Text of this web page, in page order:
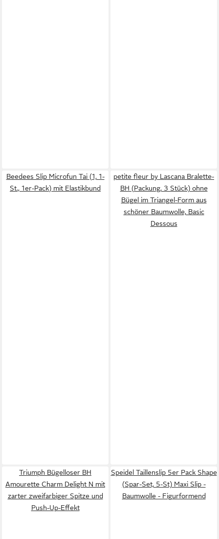
Beedees Slip Microfun Tai (1, 1-
St., 1er-Pack) mit Elastikbund
petite fleur by Lascana Bralette-
BH (Packung, 3 Stück) ohne
Bügel im Triangel-Form aus
schöner Baumwolle, Basic
Dessous
Triumph Bügelloser BH
Amourette Charm Delight N mit
zarter zweifarbiger Spitze und
Push-Up-Effekt
Speidel Taillenslip 5er Pack Shape
(Spar-Set, 5-St) Maxi Slip -
Baumwolle - Figurformend